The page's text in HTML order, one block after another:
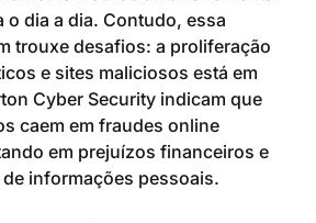
o dia a dia. Contudo, essa
trouxe desafios: a proliferação
e sites maliciosos está em
Cyber Security indicam que
caem em fraudes online
em prejuízos financeiros e
informações pessoais.